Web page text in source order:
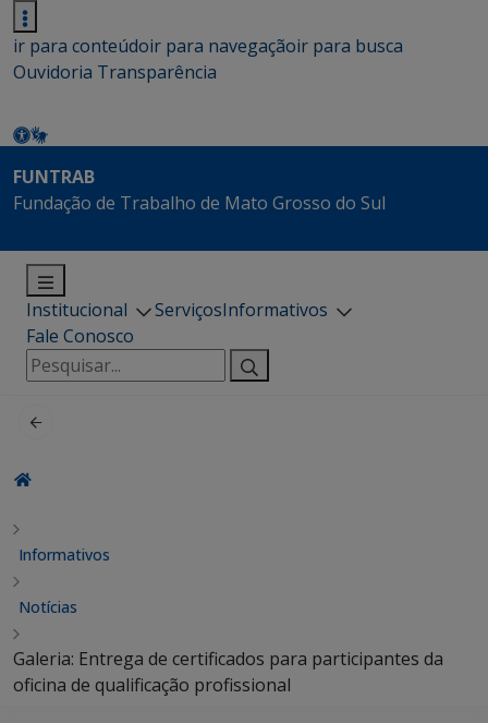
ir para conteúdoir para navegaçãoir para busca
Ouvidoria Transparência
FUNTRAB
Fundação de Trabalho de Mato Grosso do Sul
Institucional ServiçosInformativos
Fale Conosco
Pesquisar
por:
Informativos
Notícias
Galeria: Entrega de certificados para participantes da
oficina de qualificação profissional